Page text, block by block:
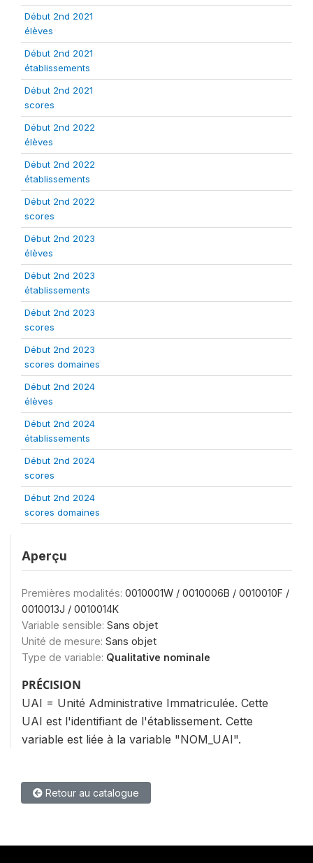
Début 2nd 2021
élèves
Début 2nd 2021
établissements
Début 2nd 2021
scores
Début 2nd 2022
élèves
Début 2nd 2022
établissements
Début 2nd 2022
scores
Début 2nd 2023
élèves
Début 2nd 2023
établissements
Début 2nd 2023
scores
Début 2nd 2023
scores domaines
Début 2nd 2024
élèves
Début 2nd 2024
établissements
Début 2nd 2024
scores
Début 2nd 2024
scores domaines
Aperçu
Premières modalités: 0010001W / 0010006B / 0010010F /
0010013J / 0010014K
Variable sensible: Sans objet
Unité de mesure: Sans objet
Type de variable: Qualitative nominale
PRÉCISION
UAI = Unité Administrative Immatriculée. Cette
UAI est l'identifiant de l'établissement. Cette
variable est liée à la variable "NOM_UAI".
Retour au catalogue